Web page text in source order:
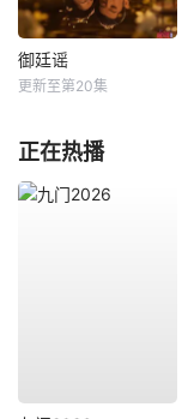
御廷谣
更新至第20集
正在热播